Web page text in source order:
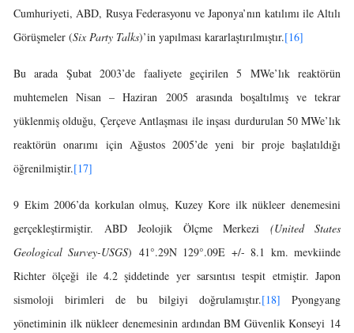
Cumhuriyeti, ABD, Rusya Federasyonu ve Japonya’nın katılımı ile Altılı
Görüşmeler (Six Party Talks)’in yapılması kararlaştırılmıştır.[16]
Bu arada Şubat 2003’de faaliyete geçirilen 5 MWe’lık reaktörün
muhtemelen Nisan – Haziran 2005 arasında boşaltılmış ve tekrar
yüklenmiş olduğu, Çerçeve Antlaşması ile inşası durdurulan 50 MWe’lık
reaktörün onarımı için Ağustos 2005’de yeni bir proje başlatıldığı
öğrenilmiştir.[17]
9 Ekim 2006’da korkulan olmuş, Kuzey Kore ilk nükleer denemesini
gerçekleştirmiştir. ABD Jeolojik Ölçme Merkezi (United States
Geological Survey-USGS) 41°.29N 129°.09E +/- 8.1 km. mevkiinde
Richter ölçeği ile 4.2 şiddetinde yer sarsıntısı tespit etmiştir. Japon
sismoloji birimleri de bu bilgiyi doğrulamıştır.[18] Pyongyang
yönetiminin ilk nükleer denemesinin ardından BM Güvenlik Konseyi 14